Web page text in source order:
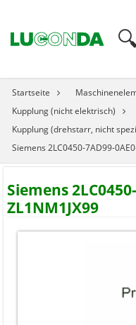
Startseite
Kupplung (nicht elektrisch)
Kupplung (drehstarr, nicht
Siemens 2LC0450-7AD99-
Siemens
ZL1NM1JX99